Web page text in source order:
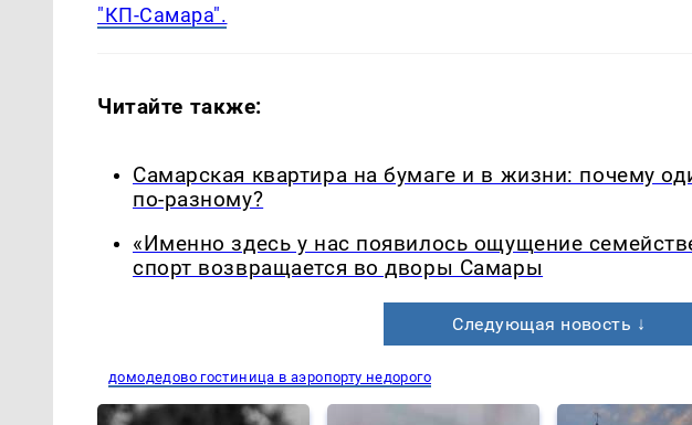
"КП-Самара".
Читайте также:
Самарская квартира на бумаге и в жизни: почему
по-разному?
«Именно здесь у нас появилось ощущение
спорт возвращается во дворы Самары
Следующая новость ↓
домодедово гостиница в аэропорту недорого